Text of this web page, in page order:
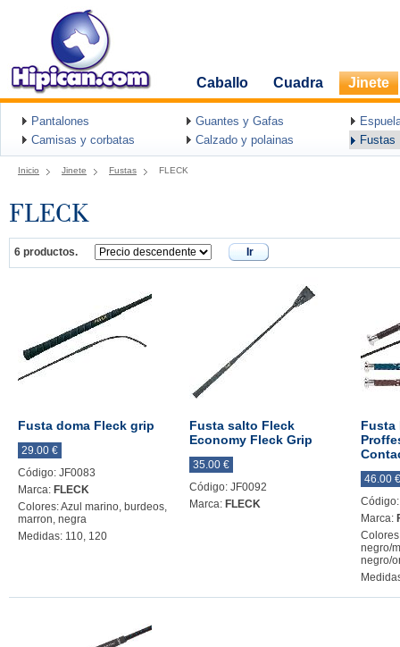
Caballo Cuadra Jinete
Pantalones Guantes y Gafas
Camisas y corbatas
Calzado y polainas Fustas
Inicio Jinete Fustas FLECK
FLECK
6 productos. Ir
Fusta doma Fleck grip
29.00 €
Código: JF0083
Marca: FLECK
Colores: Azul marino, burdeos,
marron, negra
Medidas: 110, 120
Fusta salto Fleck
Economy Fleck Grip
35.00 €
Código: JF0092
Marca: FLECK
Fusta
46.00 €
Marca:
negro/
negro/